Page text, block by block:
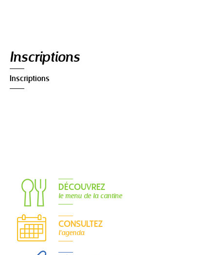
Inscriptions
Inscriptions
DÉCOUVREZ
le menu de la cantine
CONSULTEZ
l'agenda